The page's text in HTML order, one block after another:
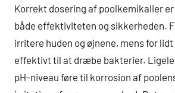
Korrekt dosering af poolkemikalier
både effektiviteten og sikkerheden.
irritere huden og øjnene, mens for
effektivt til at dræbe bakterier.
pH-niveau føre til korrosion af